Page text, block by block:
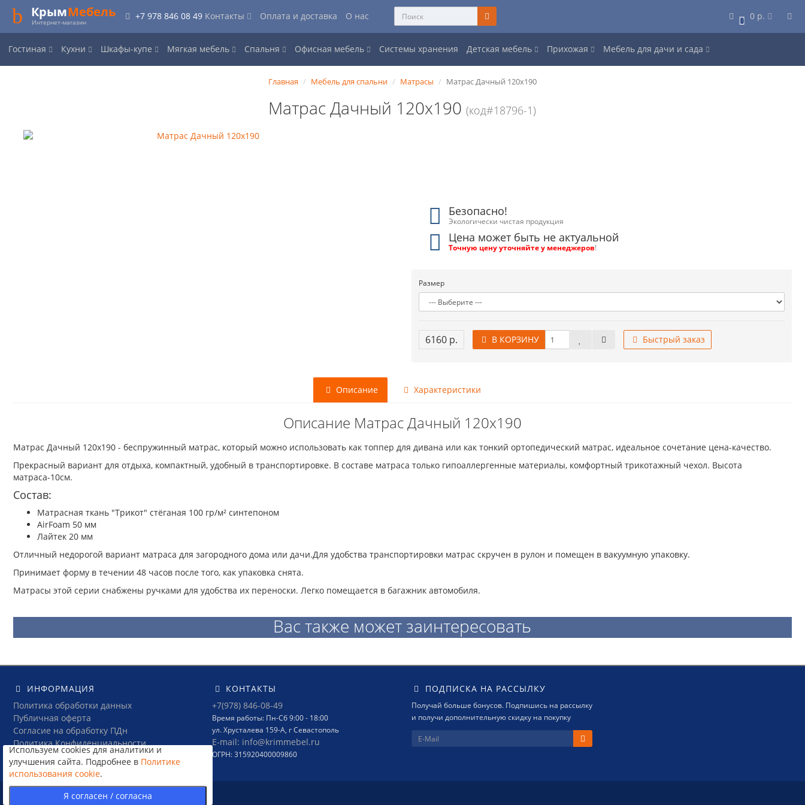
КрымМебель
Интернет-магазин
+7 978 846 08 49 Контакты Оплата и доставка О нас 0 0 р.
Гостиная Кухни Шкафы-купе Мягкая мебель Спальня Офисная мебель Системы хранения Детская мебель Прихожая Мебель для дачи и сада
Главная Мебель для спальни Матрасы Матрас Дачный 120x190
Матрас Дачный 120x190(код#18796-1)
Безопасно!
Экологически чистая продукция
Цена может быть не актуальной
Точную цену уточняйте у менеджеров!
Размер
6160 р. В КОРЗИНУ Быстрый заказ
Описание Характеристики
Описание Матрас Дачный 120x190
Матрас Дачный 120x190 - беспружинный матрас, который можно использовать как топпер для дивана или как тонкий ортопедический матрас, идеальное сочетание цена-качество.
Прекрасный вариант для отдыха, компактный, удобный в транспортировке. В составе матраса только гипоаллергенные материалы, комфортный трикотажный чехол. Высота
матраса-10см.
Состав:
Матрасная ткань "Трикот" стёганая 100 гр/м² синтепоном
AirFoam 50 мм
Лайтек 20 мм
Отличный недорогой вариант матраса для загородного дома или дачи.Для удобства транспортировки матрас скручен в рулон и помещен в вакуумную упаковку.
Принимает форму в течении 48 часов после того, как упаковка снята.
Матрасы этой серии снабжены ручками для удобства их переноски. Легко помещается в багажник автомобиля.
Вас также может заинтересовать
Используем cookies для аналитики и
улучшения сайта. Подробнее в Политике
использования cookie.
ИНФОРМАЦИЯ
Политика обработки данных
Публичная оферта
Согласие на обработку ПДн
Политика Конфиденциальности
Условия соглашения
КОНТАКТЫ
+7(978) 846-08-49
Время работы: Пн-Сб 9:00 - 18:00
ул. Хрусталева 159-А, г Севастополь
E-mail: info@krimmebel.ru
ОГРН: 315920400009860
ПОДПИСКА НА РАССЫЛКУ
Получай больше бонусов. Подпишись на рассылку
и получи дополнительную скидку на покупку